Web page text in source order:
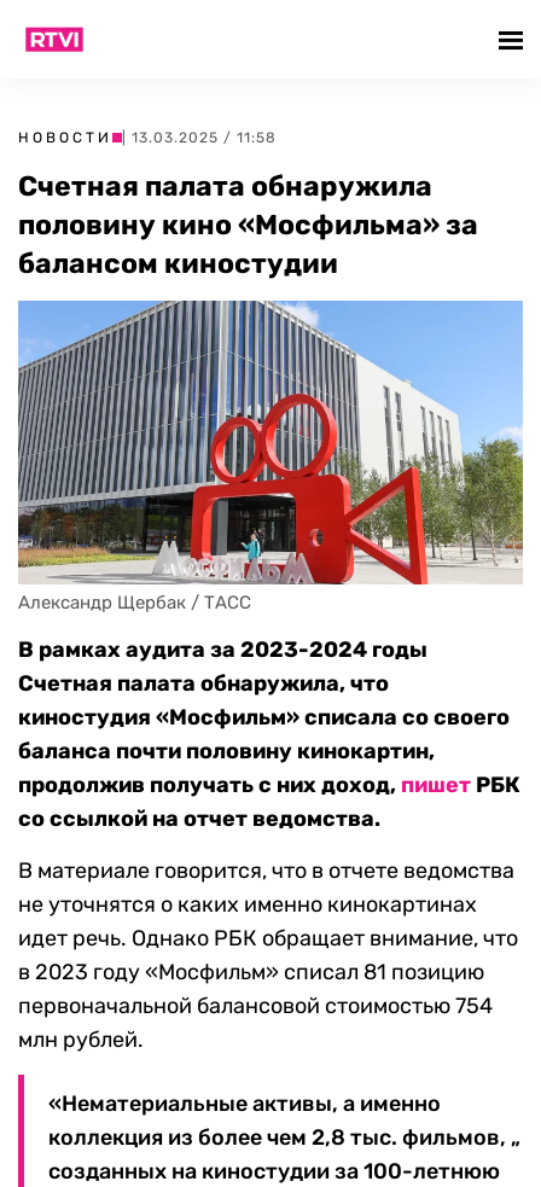
НОВОСТИ | 13.03.2025 / 11:58
Счетная палата обнаружила
половину кино «Мосфильма» за
балансом киностудии
Александр Щербак / ТАСС
В рамках аудита за 2023-2024 годы
Счетная палата обнаружила, что
киностудия «Мосфильм» списала со своего
баланса почти половину кинокартин,
продолжив получать с них доход, пишет РБК
со ссылкой на отчет ведомства.
В материале говорится, что в отчете ведомства
не уточнятся о каких именно кинокартинах
идет речь. Однако РБК обращает внимание, что
в 2023 году «Мосфильм» списал 81 позицию
первоначальной балансовой стоимостью 754
млн рублей.
«Нематериальные активы, а именно
коллекция из более чем 2,8 тыс. фильмов, „
созданных на киностудии за 100-летнюю